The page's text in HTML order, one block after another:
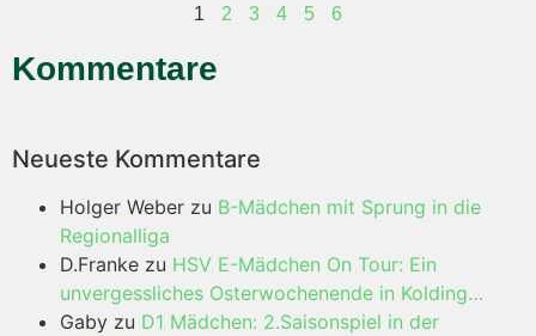
1 2 3 4 5 6
Kommentare
Neueste Kommentare
Holger Weber zu B-Mädchen mit Sprung in die
Regionalliga
D.Franke zu HSV E-Mädchen On Tour: Ein
unvergessliches Osterwochenende in Kolding…
Gaby zu D1 Mädchen: 2.Saisonspiel in der